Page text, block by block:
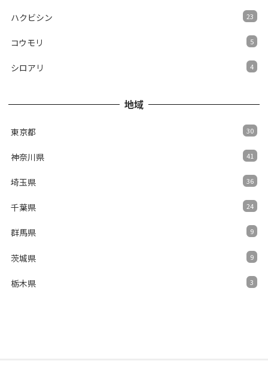
ハクビシン 23
コウモリ 5
シロアリ 4
地域
東京都 30
神奈川県 41
埼玉県 36
千葉県 24
群馬県 9
茨城県 9
栃木県 3